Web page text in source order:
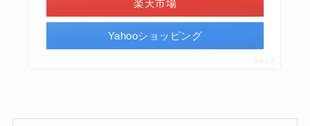
楽天市場
Yahooショッピング
ポチップ